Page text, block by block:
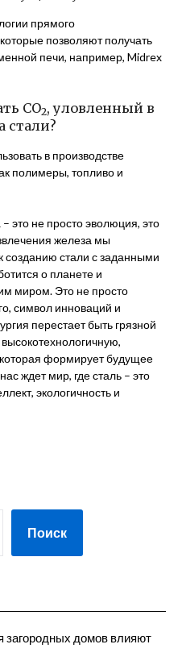
прямого
позволяют получать
печи, например, Midrex
CO2, уловленный в
стали?
в производстве
полимеры, топливо и
это не просто эволюция, это
железа мы
созданию стали с заданными
о планете и
миром. Это не просто
символ инноваций и
перестает быть грязной
которая формирует будущее
ждет мир, где сталь – это
экологичность и
Поиск
загородных домов влияют